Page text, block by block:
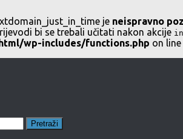
je neispravno
bi se trebali učitati nakon akcije
wp-includes/functions.php on line